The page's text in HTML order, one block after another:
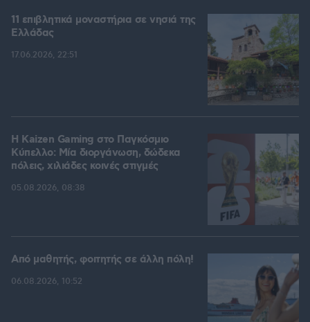
11 επιβλητικά μοναστήρια σε νησιά της
Ελλάδας
17.06.2026, 22:51
H Kaizen Gaming στο Παγκόσμιο
Kύπελλο: Μία διοργάνωση, δώδεκα
πόλεις, χιλιάδες κοινές στιγμές
05.08.2026, 08:38
Από μαθητής, φοιτητής σε άλλη πόλη!
06.08.2026, 10:52